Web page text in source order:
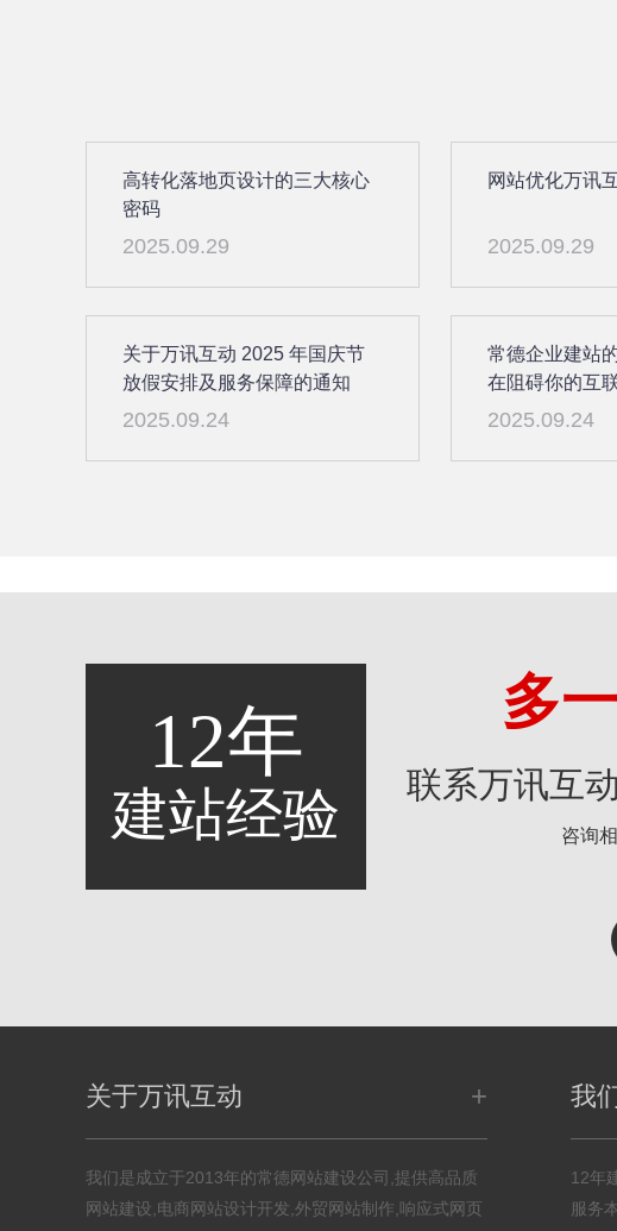
高转化落地页设计的三大核心
密码
2025.09.29
网站优化万讯
2025.09.29
关于万讯互动 2025 年国庆节
放假安排及服务保障的通知
2025.09.24
常德企业建站
在阻碍你的互
2025.09.24
12年
建站经验
多
联系万讯互
咨询
关于万讯互动 +
我们是成立于2013年的常德网站建设公司,提供高品质
网站建设,电商网站设计开发,外贸网站制作,响应式网页
我
12年
服务